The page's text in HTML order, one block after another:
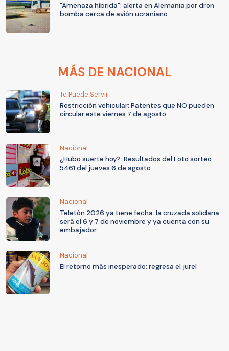
"Amenaza híbrida": alerta en Alemania por dron
bomba cerca de avión ucraniano
MÁS DE NACIONAL
Te Puede Servir
Restricción vehicular: Patentes que NO pueden
circular este viernes 7 de agosto
Nacional
¿Hubo suerte hoy?: Resultados del Loto sorteo
5461 del jueves 6 de agosto
Nacional
Teletón 2026 ya tiene fecha: la cruzada solidaria
será el 6 y 7 de noviembre y ya cuenta con su
embajador
Nacional
El retorno más inesperado: regresa el jurel